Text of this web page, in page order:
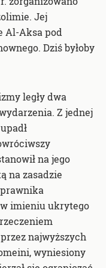
Jej
Al-Aksa pod
Dziś byłoby
legły dwa
Z jednej
na jego
na zasadzie
imieniu ukrytego
najwyższych
wyniesiony